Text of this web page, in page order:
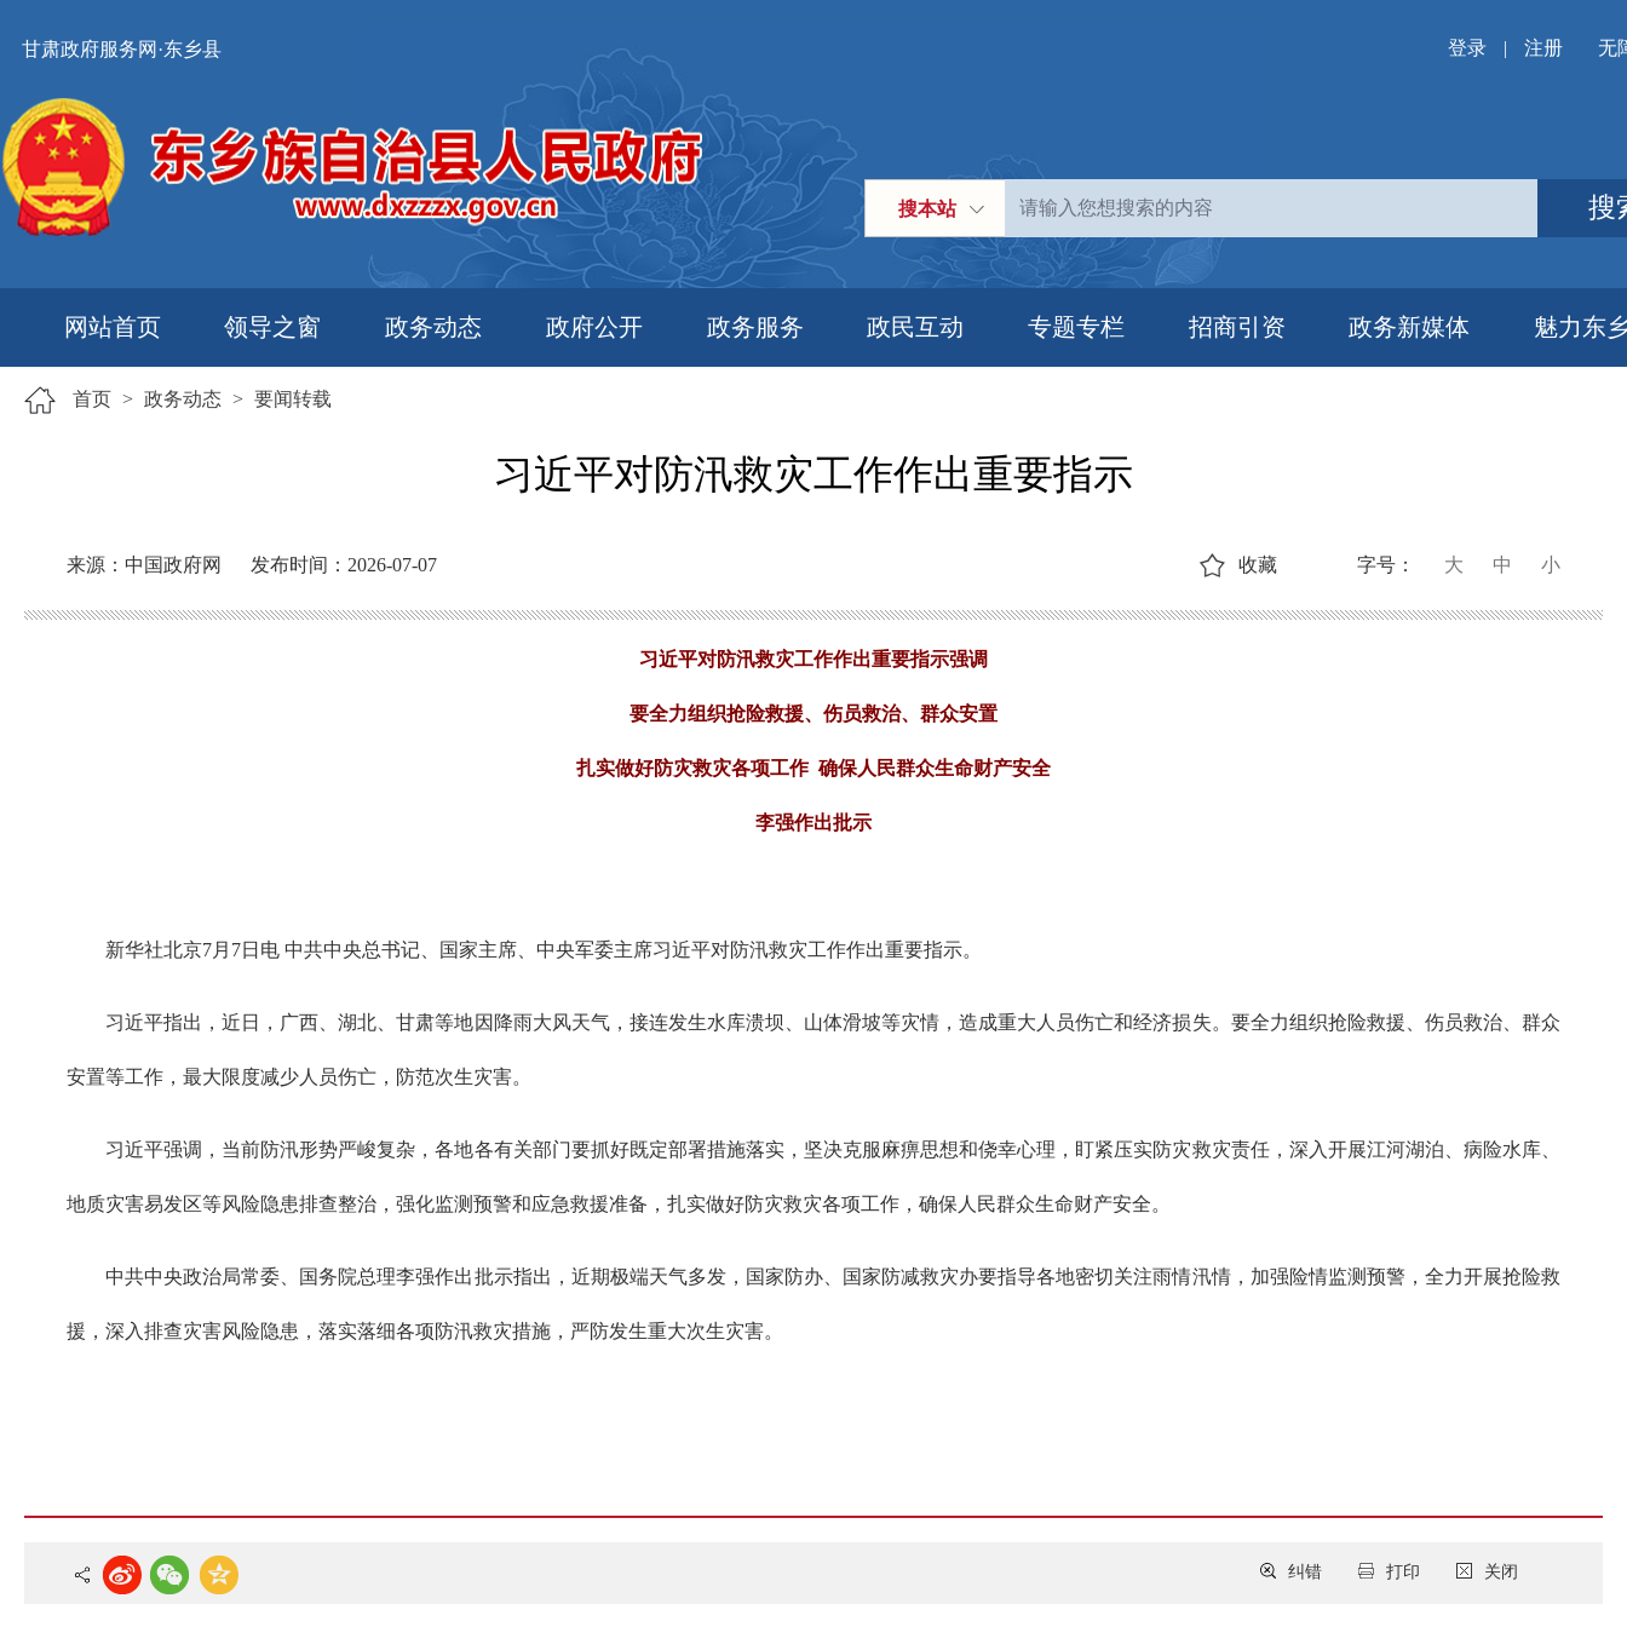
甘肃政府服务网·东乡县 登录 | 注册 无
搜本站 搜
网站首页 领导之窗 政务动态 政府公开 政务服务 政民互动 专题专栏 招商引资 政务新媒体 魅力东
首页 > 政务动态 > 要闻转载
习近平对防汛救灾工作作出重要指示
来源：中国政府网 发布时间：2026-07-07 字号： 大 中 小
收藏
习近平对防汛救灾工作作出重要指示强调
要全力组织抢险救援、伤员救治、群众安置
扎实做好防灾救灾各项工作 确保人民群众生命财产安全
李强作出批示
新华社北京7月7日电 中共中央总书记、国家主席、中央军委主席习近平对防汛救灾工作作出重要指示。
习近平指出，近日，广西、湖北、甘肃等地因降雨大风天气，接连发生水库溃坝、山体滑坡等灾情，造成重大人员伤亡和经济损失。要全力组织抢险救援、伤员救治、群众
安置等工作，最大限度减少人员伤亡，防范次生灾害。
习近平强调，当前防汛形势严峻复杂，各地各有关部门要抓好既定部署措施落实，坚决克服麻痹思想和侥幸心理，盯紧压实防灾救灾责任，深入开展江河湖泊、病险水库、
地质灾害易发区等风险隐患排查整治，强化监测预警和应急救援准备，扎实做好防灾救灾各项工作，确保人民群众生命财产安全。
中共中央政治局常委、国务院总理李强作出批示指出，近期极端天气多发，国家防办、国家防减救灾办要指导各地密切关注雨情汛情，加强险情监测预警，全力开展抢险救
援，深入排查灾害风险隐患，落实落细各项防汛救灾措施，严防发生重大次生灾害。
关闭
打印
纠错